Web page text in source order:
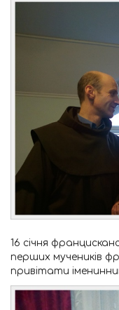
16 січня
перших мучеників
привітати